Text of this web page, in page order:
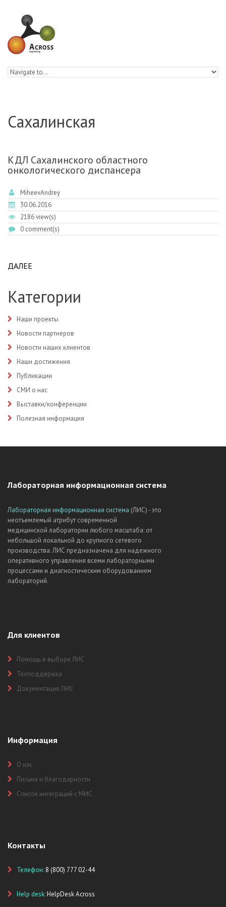
Сахалинская
КДЛ Сахалинского областного
онкологического диспансера
MiheevAndrey
30.06.2016
2186 view(s)
0 comment(s)
ДАЛЕЕ
Категории
Наши проекты
Новости партнеров
Новости наших клиентов
Наши достижения
Публикации
СМИ о нас
Выставки/конференции
Полезная информация
Лабораторная информационная система
Лабораторная информационная система (ЛИС) - это
неотъемлемый атрибут современной
медицинской лаборатории любого масштаба: от
небольшой локальной до крупного сетевого
производства. ЛИС предназначена для надежного
оперативного управления всеми лабораторными
процессами и диагностическим оборудованием
лабораторий.
Для клиентов
Помощь в выборе ЛИС
Техподдержка
Документация ЛИС
Информация
О нас
Письма и благодарности
Список интеграций с МИС
Контакты
Телефон: 8 (800) 777 02-44
Help desk:HelpDesk Across